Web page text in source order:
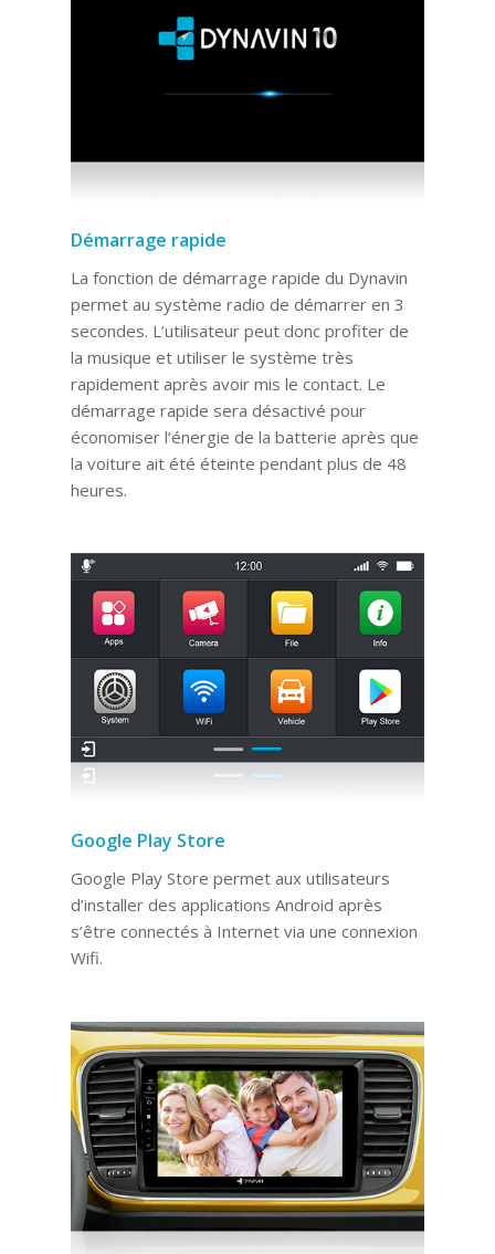
Démarrage rapide
La fonction de démarrage rapide du Dynavin
permet au système radio de démarrer en 3
secondes. L’utilisateur peut donc profiter de
la musique et utiliser le système très
rapidement après avoir mis le contact. Le
démarrage rapide sera désactivé pour
économiser l’énergie de la batterie après que
la voiture ait été éteinte pendant plus de 48
heures.
Google Play Store
Google Play Store permet aux utilisateurs
d’installer des applications Android après
s’être connectés à Internet via une connexion
Wifi.